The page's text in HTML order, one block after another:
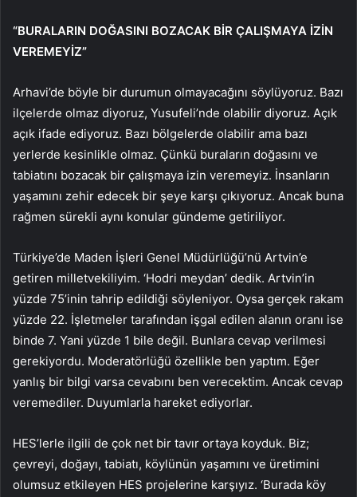
“BURALARIN DOĞASINI BOZACAK BİR ÇALIŞMAYA İZİN
VEREMEYİZ”
Arhavi’de böyle bir durumun olmayacağını söylüyoruz. Bazı
ilçelerde olmaz diyoruz, Yusufeli’nde olabilir diyoruz. Açık
açık ifade ediyoruz. Bazı bölgelerde olabilir ama bazı
yerlerde kesinlikle olmaz. Çünkü buraların doğasını ve
tabiatını bozacak bir çalışmaya izin veremeyiz. İnsanların
yaşamını zehir edecek bir şeye karşı çıkıyoruz. Ancak buna
rağmen sürekli aynı konular gündeme getiriliyor.
Türkiye’de Maden İşleri Genel Müdürlüğü’nü Artvin’e
getiren milletvekiliyim. ‘Hodri meydan’ dedik. Artvin’in
yüzde 75’inin tahrip edildiği söyleniyor. Oysa gerçek rakam
yüzde 22. İşletmeler tarafından işgal edilen alanın oranı ise
binde 7. Yani yüzde 1 bile değil. Bunlara cevap verilmesi
gerekiyordu. Moderatörlüğü özellikle ben yaptım. Eğer
yanlış bir bilgi varsa cevabını ben verecektim. Ancak cevap
veremediler. Duyumlarla hareket ediyorlar.
HES’lerle ilgili de çok net bir tavır ortaya koyduk. Biz;
çevreyi, doğayı, tabiatı, köylünün yaşamını ve üretimini
olumsuz etkileyen HES projelerine karşıyız. ‘Burada köy